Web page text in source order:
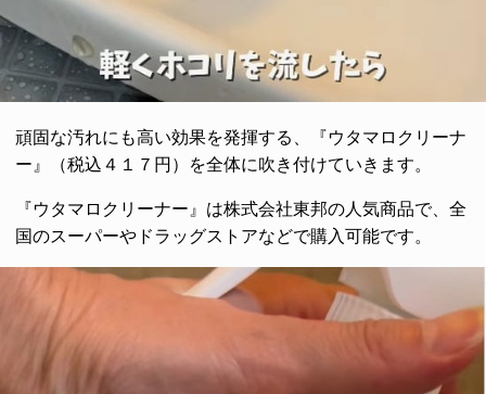
頑固な汚れにも高い効果を発揮する、『ウタマロクリーナ
ー』（税込４１７円）を全体に吹き付けていきます。
『ウタマロクリーナー』は株式会社東邦の人気商品で、全
国のスーパーやドラッグストアなどで購入可能です。